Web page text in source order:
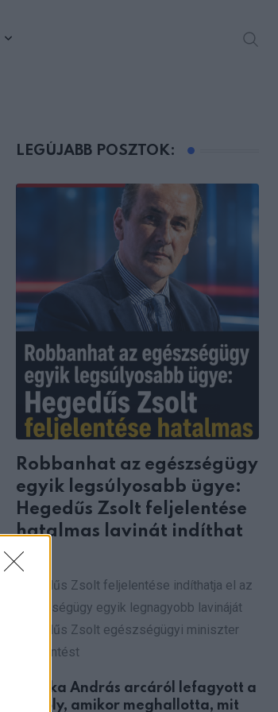
LEGÚJABB POSZTOK:
Robbanhat az egészségügy
egyik legsúlyosabb ügye:
Hegedűs Zsolt feljelentése
hatalmas lavinát indíthat
el!
Hegedűs Zsolt feljelentése indíthatja el az
egészségügy egyik legnagyobb lavináját
Hegedűs Zsolt egészségügyi miniszter
feljelentést
Csonka András arcáról lefagyott a
mosoly, amikor meghallotta, mit